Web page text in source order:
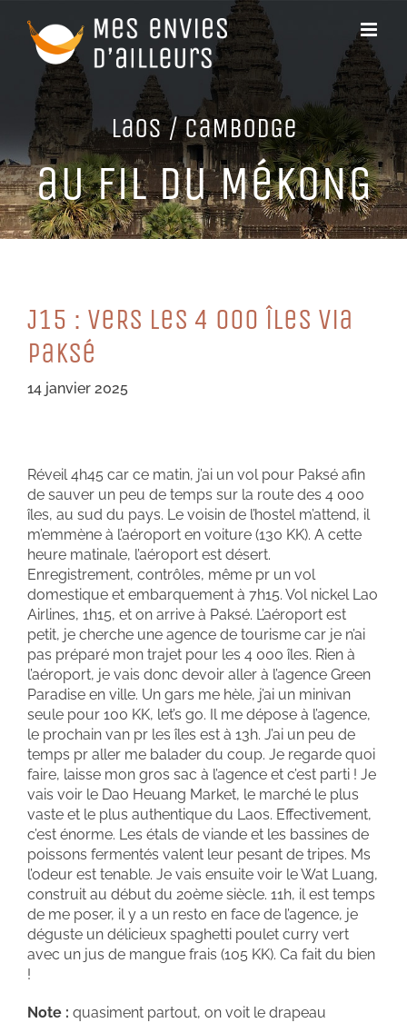
contenu
LaoS / CaMBoDGe
aU FiL Du MéKoNG
J15 : VeRS LeS 4 000 îLeS Via
PaKSé
14 janvier 2025
Réveil 4h45 car ce matin, j’ai un vol pour Paksé afin
de sauver un peu de temps sur la route des 4 000
îles, au sud du pays. Le voisin de l’hostel m’attend, il
m’emmène à l’aéroport en voiture (130 KK). A cette
heure matinale, l’aéroport est désert.
Enregistrement, contrôles, même pr un vol
domestique et embarquement à 7h15. Vol nickel Lao
Airlines, 1h15, et on arrive à Paksé. L’aéroport est
petit, je cherche une agence de tourisme car je n’ai
pas préparé mon trajet pour les 4 000 îles. Rien à
l’aéroport, je vais donc devoir aller à l’agence Green
Paradise en ville. Un gars me hèle, j’ai un minivan
seule pour 100 KK, let’s go. Il me dépose à l’agence,
le prochain van pr les îles est à 13h. J’ai un peu de
temps pr aller me balader du coup. Je regarde quoi
faire, laisse mon gros sac à l’agence et c’est parti ! Je
vais voir le Dao Heuang Market, le marché le plus
vaste et le plus authentique du Laos. Effectivement,
c’est énorme. Les étals de viande et les bassines de
poissons fermentés valent leur pesant de tripes. Ms
l’odeur est tenable. Je vais ensuite voir le Wat Luang,
construit au début du 20ème siècle. 11h, il est temps
de me poser, il y a un resto en face de l’agence, je
déguste un délicieux spaghetti poulet curry vert
avec un jus de mangue frais (105 KK). Ca fait du bien
!
Note : quasiment partout, on voit le drapeau